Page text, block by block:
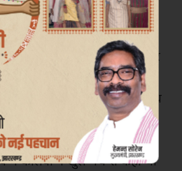
फिल्म मेकर आशुतोष गोवारिकर
रिलीज का पूरे राजस्थान में
सीरियल जोधा अकबर का विरोध
फेस्टिवल में काफी हंगामा हुआ
ने फिल्म पद्यमावती की रीलीज
में कालवी ने खुले मंच से कहा था